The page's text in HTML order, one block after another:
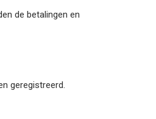
de betalingen en
geregistreerd.